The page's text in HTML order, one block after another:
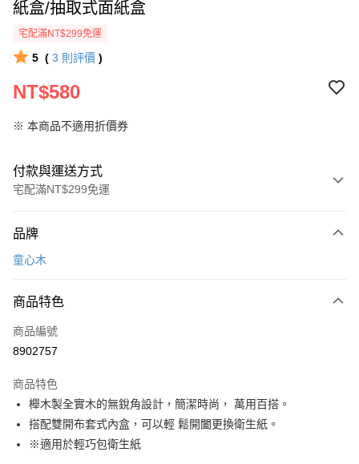
紙盒/抽取式面紙盒
宅配滿NT$299免運
5 ( 3 則評價 )
NT$580
※ 本商品不適用折價券
付款與運送方式
宅配滿NT$299免運
信用卡一次付款
Apple Pay
悠遊付
全盈+PAY
大哥付你分期
相關說明
品牌
童心木
商品特色
商品編號
8902757
商品特色
櫸木製全實木的無銳角設計，簡潔時尚， 萬用百搭。
搭配雙開布套式內盒，可以輕 鬆開闔更換衛生紙。
※適用於輕巧包衛生紙